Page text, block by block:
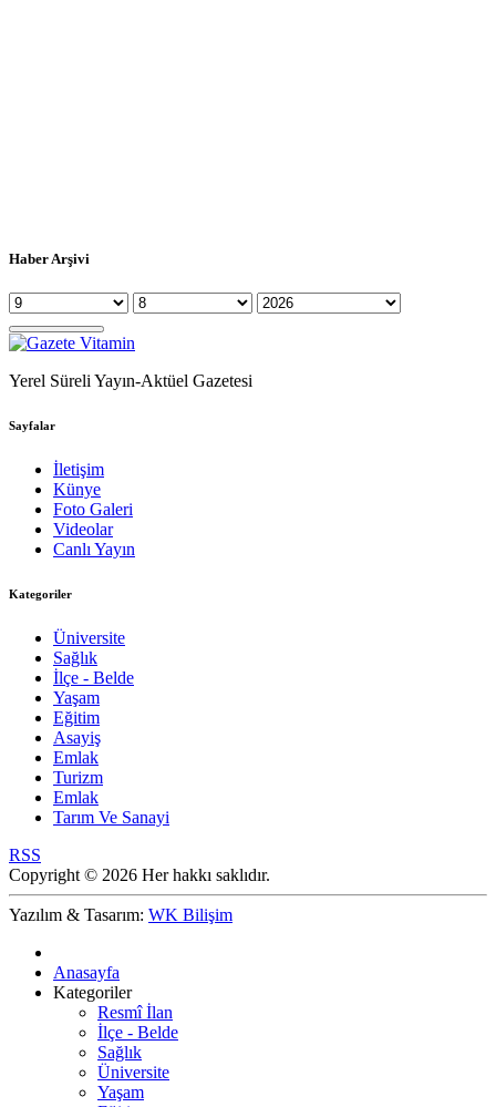
Haber Arşivi
Yerel Süreli Yayın-Aktüel Gazetesi
Sayfalar
İletişim
Künye
Foto Galeri
Videolar
Canlı Yayın
Kategoriler
Üniversite
Sağlık
İlçe - Belde
Yaşam
Eğitim
Asayiş
Emlak
Turizm
Emlak
Tarım Ve Sanayi
RSS
Copyright © 2026 Her hakkı saklıdır.
Yazılım & Tasarım: WK Bilişim
Anasayfa
Kategoriler
Resmî İlan
İlçe - Belde
Sağlık
Üniversite
Yaşam